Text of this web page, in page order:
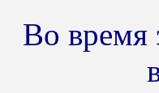
Во время